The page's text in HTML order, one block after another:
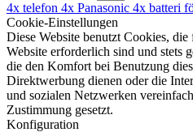
4x telefon 4x Panasonic 4x batteri
Cookie-Einstellungen
Diese Website benutzt Cookies,
Website erforderlich sind und stets
die den Komfort bei Benutzung
Direktwerbung dienen oder die
und sozialen Netzwerken
Zustimmung gesetzt.
Konfiguration